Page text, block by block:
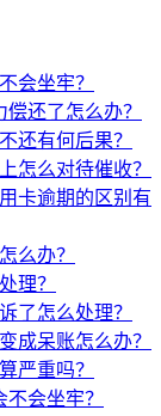
会坐牢？
还了怎么办？
还有何后果？
怎么对待催收？
卡逾期的区别有
么办？
理？
了怎么处理？
成呆账怎么办？
严重吗？
会坐牢？